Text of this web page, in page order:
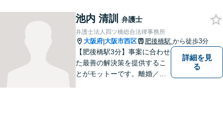
なり、 自身の知識・経験をも
とに、経営者の皆様のお役に
立ちたいと思っています。
池内 清訓 弁護士
弁護士法人四ツ橋総合法律事務所
大阪府|大阪市西区 肥後橋駅 から徒歩3分
【肥後橋駅3分】事案に合わせ
た最善の解決策を提供するこ
とがモットーです。離婚／交
詳細を見
る